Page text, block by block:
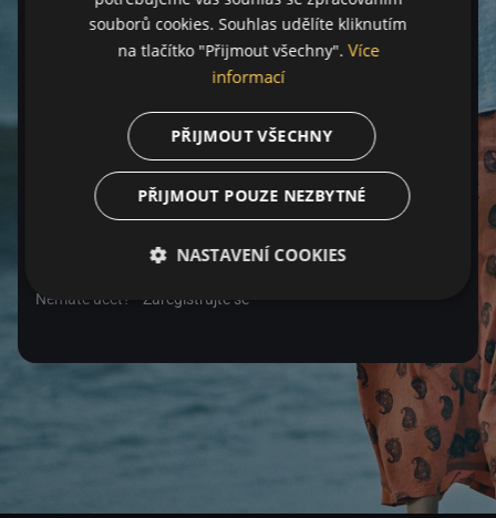
Zapomenuté heslo
Nemáte účet? Zaregistrujte se
souborů cookies. Souhlas udělíte kliknutím
na tlačítko "Přijmout všechny". Více
informací
PŘIJMOUT VŠECHNY
PŘIJMOUT POUZE NEZBYTNÉ
NASTAVENÍ COOKIES